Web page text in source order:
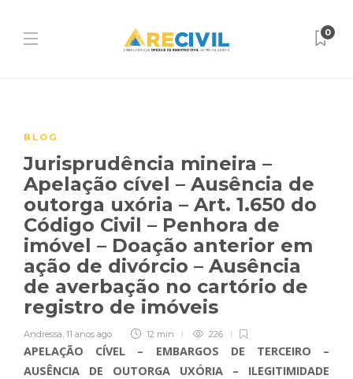
0
BLOG
Jurisprudência mineira –
Apelação cível – Ausência de
outorga uxória – Art. 1.650 do
Código Civil – Penhora de
imóvel – Doação anterior em
ação de divórcio – Ausência
de averbação no cartório de
registro de imóveis
Andressa, 11 anos ago 12 min 226
APELAÇÃO CÍVEL – EMBARGOS DE TERCEIRO –
AUSÊNCIA DE OUTORGA UXÓRIA – ILEGITIMIDADE